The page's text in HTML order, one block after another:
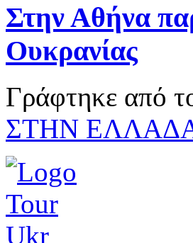
Στην Αθήνα
Ουκρανίας
Γράφτηκε από
ΣΤΗΝ